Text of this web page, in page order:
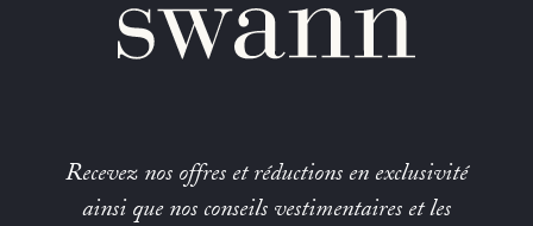
Recevez nos offres et réductions en exclusivité
ainsi que nos conseils vestimentaires et les